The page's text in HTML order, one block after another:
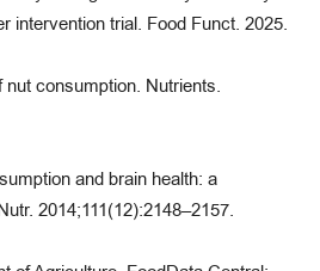
intervention trial. Food Funct. 2025.
consumption. Nutrients.
and brain health: a
2014;111(12):2148–2157.